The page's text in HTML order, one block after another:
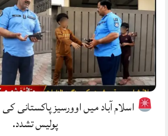
اسلام آباد میں اوورسیز پاکستانی
پولیس تشدد.